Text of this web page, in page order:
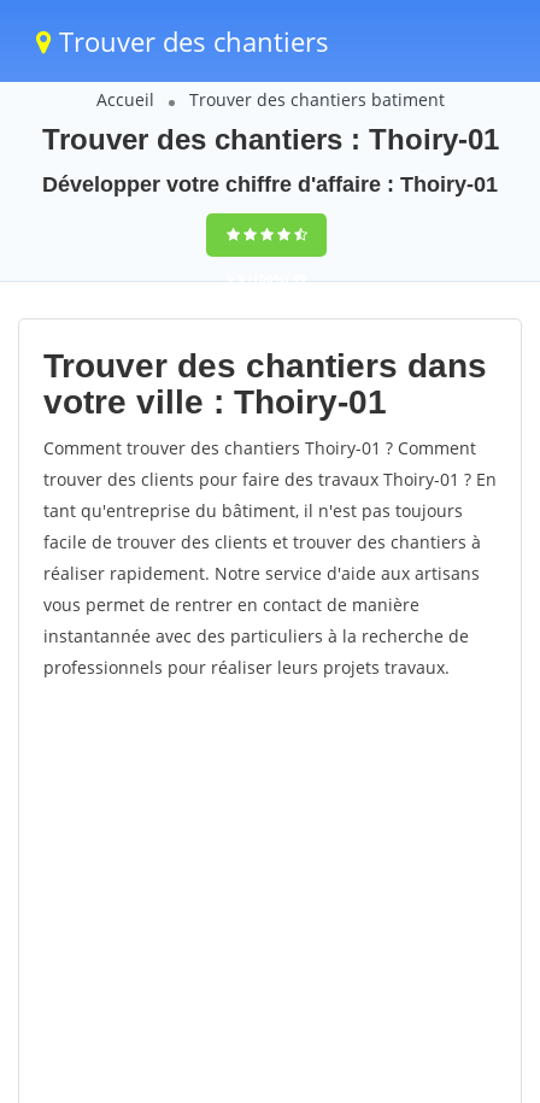
Trouver des chantiers
Accueil Trouver des chantiers batiment
Trouver des chantiers : Thoiry-01
Développer votre chiffre d'affaire : Thoiry-01
9,5(100%)39
votes
Trouver des chantiers dans
votre ville : Thoiry-01
Comment trouver des chantiers Thoiry-01 ? Comment
trouver des clients pour faire des travaux Thoiry-01 ? En
tant qu'entreprise du bâtiment, il n'est pas toujours
facile de trouver des clients et trouver des chantiers à
réaliser rapidement. Notre service d'aide aux artisans
vous permet de rentrer en contact de manière
instantannée avec des particuliers à la recherche de
professionnels pour réaliser leurs projets travaux.